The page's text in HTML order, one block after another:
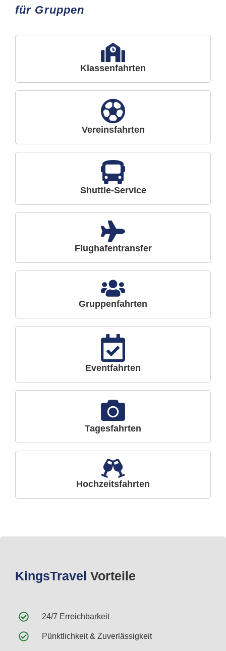
für Gruppen
Klassenfahrten
Vereinsfahrten
Shuttle-Service
Flughafentransfer
Gruppenfahrten
Eventfahrten
Tagesfahrten
Hochzeitsfahrten
KingsTravel Vorteile
24/7 Erreichbarkeit
Pünktlichkeit & Zuverlässigkeit